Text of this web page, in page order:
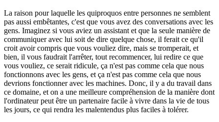
La raison pour laquelle les quiproquos entre personnes ne semblent
pas aussi embêtantes, c'est que vous avez des conversations avec les
gens. Imaginez si vous aviez un assistant et que la seule manière de
communiquer avec lui soit de dire quelque chose, il ferait ce qu'il
croit avoir compris que vous vouliez dire, mais se tromperait, et
bien, il vous faudrait l'arrêter, tout recommencer, lui redire ce que
vous vouliez, ce serait ridicule, ça n'est pas comme cela que nous
fonctionnons avec les gens, et ça n'est pas comme cela que nous
devrions fonctionner avec les machines. Donc, il y a du travail dans
ce domaine, et on a une meilleure compréhension de la manière dont
l'ordinateur peut être un partenaire facile à vivre dans la vie de tous
les jours, ce qui rendra les malentendus plus faciles à tolérer.